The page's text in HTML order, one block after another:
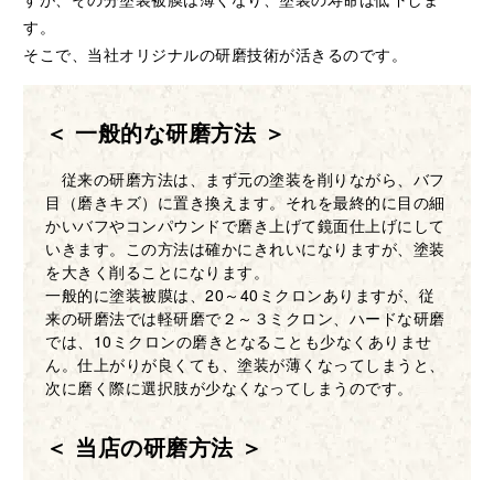
す。
そこで、当社オリジナルの研磨技術が活きるのです。
＜ 一般的な研磨方法 ＞
従来の研磨方法は、まず元の塗装を削りながら、バフ
目（磨きキズ）に置き換えます。それを最終的に目の細
かいバフやコンパウンドで磨き上げて鏡面仕上げにして
いきます。この方法は確かにきれいになりますが、塗装
を大きく削ることになります。
一般的に塗装被膜は、20～40ミクロンありますが、従
来の研磨法では軽研磨で２～３ミクロン、ハードな研磨
では、10ミクロンの磨きとなることも少なくありませ
ん。仕上がりが良くても、塗装が薄くなってしまうと、
次に磨く際に選択肢が少なくなってしまうのです。
＜ 当店の研磨方法 ＞